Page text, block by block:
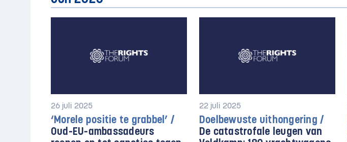
26 juli 2025
‘Morele positie te grabbel’ /
Oud-EU-ambassadeurs
22 juli 2025
Doelbewuste uithongering /
De catastrofale leugen van